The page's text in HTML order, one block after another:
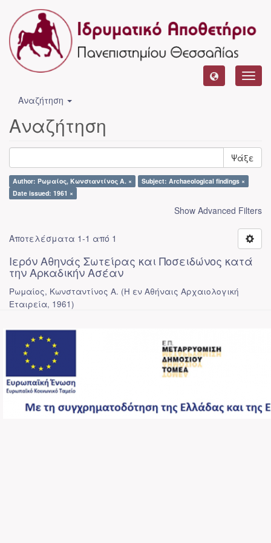
Αναζήτηση
Αναζήτηση
Ψάξε
Author: Ρωμαίος, Κωνσταντίνος Α. ×
Subject: Archaeological findings ×
Date issued: 1961 ×
Show Advanced Filters
Αποτελέσματα 1-1 από 1
Ιερόν Αθηνάς Σωτείρας και Ποσειδώνος κατά
την Αρκαδικήν Ασέαν
Ρωμαίος, Κωνσταντίνος Α. (Η εν Αθήναις Αρχαιολογική
Εταιρεία, 1961)